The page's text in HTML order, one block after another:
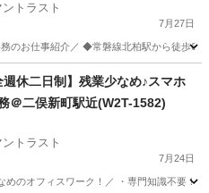
トラスト
7月27日
務のお仕事紹介／ ◆常磐線北柏駅から徒歩
ヒューマントラスト
休二日制】残業少なめ♪スマホ
＠二俣新町駅近(W2T-1582)
トラスト
7月24日
めのオフィスワーク！／ ・専門知識不要